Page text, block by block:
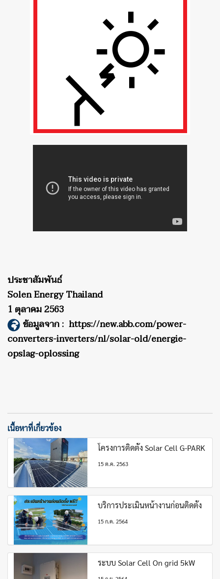
ประชาสัมพันธ์
Solen Energy Thailand
1 ตุลาคม 2563
ข้อมูลจาก : https://new.abb.com/power-
converters-inverters/nl/solar-old/energie-
opslag-oplossing
เนื้อหาที่เกี่ยวข้อง
โครงการติดตั้ง Solar Cell G-PARK
15 ต.ค. 2563
บริการประเมินหน้างานก่อนติดตั้ง
15 ก.ค. 2564
ระบบ Solar Cell On grid 5kW